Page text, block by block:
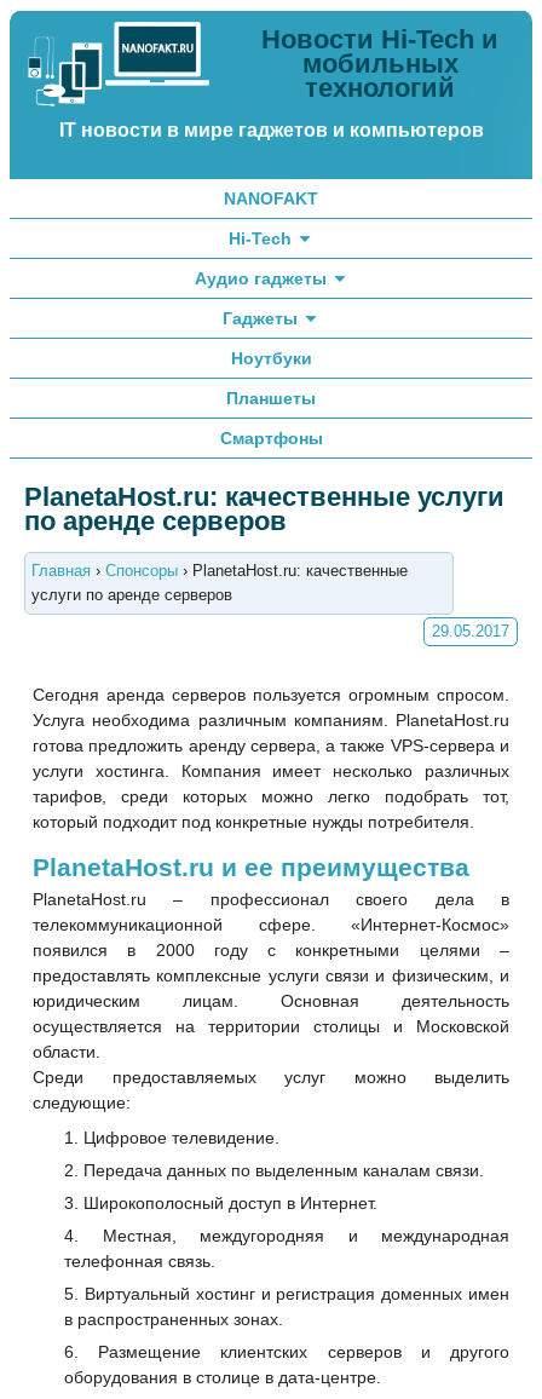
Новости Hi-Tech и
мобильных
технологий
IT новости в мире гаджетов и компьютеров
NANOFAKT
Hi-Tech
Аудио гаджеты
Гаджеты
Ноутбуки
Планшеты
Смартфоны
PlanetaHost.ru: качественные услуги
по аренде серверов
Главная › Спонсоры › PlanetaHost.ru: качественные
услуги по аренде серверов
29.05.2017
Сегодня аренда серверов пользуется огромным спросом.
Услуга необходима различным компаниям. PlanetaHost.ru
готова предложить аренду сервера, а также VPS-сервера и
услуги хостинга. Компания имеет несколько различных
тарифов, среди которых можно легко подобрать тот,
который подходит под конкретные нужды потребителя.
PlanetaHost.ru и ее преимущества
PlanetaHost.ru – профессионал своего дела в
телекоммуникационной сфере. «Интернет-Космос»
появился в 2000 году с конкретными целями –
предоставлять комплексные услуги связи и физическим, и
юридическим лицам. Основная деятельность
осуществляется на территории столицы и Московской
области.
Среди предоставляемых услуг можно выделить
следующие:
Цифровое телевидение.
Передача данных по выделенным каналам связи.
Широкополосный доступ в Интернет.
Местная, междугородняя и международная
телефонная связь.
Виртуальный хостинг и регистрация доменных имен
в распространенных зонах.
Размещение клиентских серверов и другого
оборудования в столице в дата-центре.